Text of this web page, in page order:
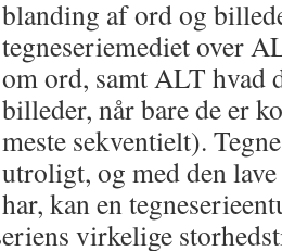
blanding af ord og
tegneseriemediet over
om ord, samt ALT hvad
billeder, når bare de er
meste sekventielt).
utroligt, og med den
har, kan en
virkelige